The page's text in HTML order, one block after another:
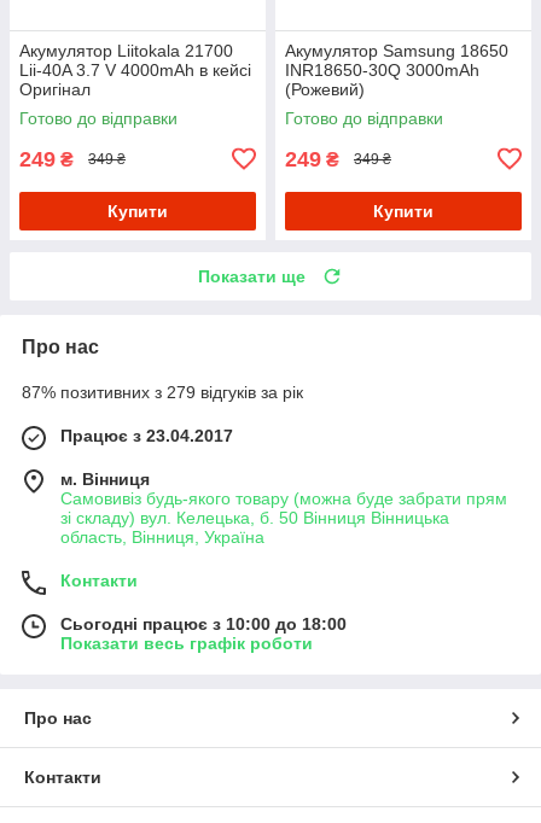
Акумулятор Liitokala 21700
Lii-40A 3.7 V 4000mAh в кейсі
Оригінал
Готово до відправки
249 ₴ 349 ₴
Купити
Акумулятор Samsung 18650
INR18650-30Q 3000mAh
(Рожевий)
Готово до відправки
249 ₴ 349 ₴
Купити
Показати ще
Про нас
87% позитивних з 279 відгуків за рік
Працює з 23.04.2017
м. Вінниця
Самовивіз будь-якого товару (можна буде забрати прям
зі складу) вул. Келецька, б. 50 Вінниця Вінницька
область, Вінниця, Україна
Контакти
Сьогодні працює з 10:00 до 18:00
Показати весь графік роботи
Про нас
Контакти